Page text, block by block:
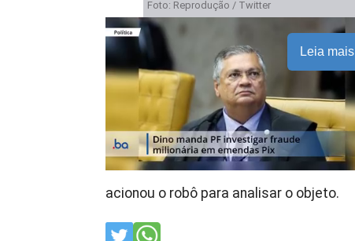
Foto: Reprodução / Twitter
Leia mais
acionou o robô para analisar o objeto.